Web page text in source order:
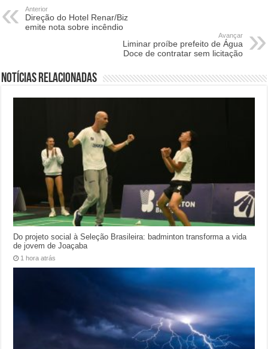
Anterior
Direção do Hotel Renar/Biz
emite nota sobre incêndio
Avançar
Liminar proíbe prefeito de Água
Doce de contratar sem licitação
Notícias relacionadas
Do projeto social à Seleção Brasileira: badminton transforma a vida
de jovem de Joaçaba
1 hora atrás